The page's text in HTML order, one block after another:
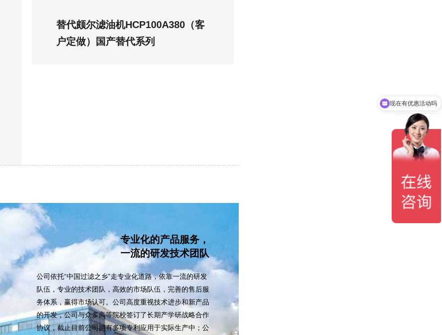
替代颇尔滤油机HCP100A380（客
户定做）国产替代系列
专业化的产品服务，
一流的研发技术团队
公司依托“中国过滤之乡”走专业化道路，依靠一流的研发
队伍，专业的技术团队，高效的市场队伍，完善的售后服
务体系，赢得市场认可。公司高度重视技术进步和新产品
的开发，公司与众多高等院校签订了长期产学研战略合作
协议，截止目前公司拥有多项专利应用于实际生产中；公
可以介绍下你们的产品么